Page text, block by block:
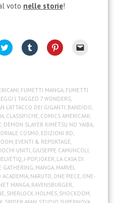
voto nelle storie!
F
a
q
u
i
p
e
r
c
o
n
d
i
v
i
d
e
r
e
F
a
q
u
i
p
e
r
c
o
n
d
i
v
i
d
e
r
e
F
a
q
u
i
p
e
r
c
o
n
d
i
v
i
d
e
r
e
p
r
i
n
v
e
i
k
a
, FUMETTI MANGA, FUMETTI
| TAGGED 7 WONDERS,
L'ATTACCO DEI GIGANTI, BANDIDO
, CLASSIFICHE, COMICS AMERICANI
, DEMON SLAYER KIMETSU NO YAIBA,
COSMO, EDIZIONI BD
, EVENTI & REPORTAGE
UNITI, GIUSEPPE CAMUNCOLI
,J-POP,JOKER, LA CASA DI
GATHERING, MANGA, MARVEL
ACADEMIA, NARUTO, ONE PIECE, ONE-
MANGA, RAVENSBURGER
, SHERLOCK HOLMES, SHOCKDOM